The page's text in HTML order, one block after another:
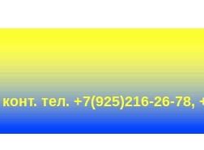
конт. тел. +7(925)216-26-